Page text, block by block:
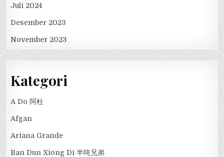
Juli 2024
Desember 2023
November 2023
Kategori
A Do 阿杜
Afgan
Ariana Grande
Ban Dun Xiong Di 半吨兄弟